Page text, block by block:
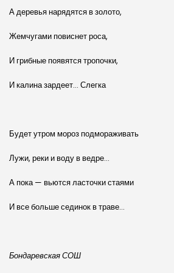
А деревья нарядятся в золото,
Жемчугами повиснет роса,
И грибные появятся тропочки,
И калина зардеет… Слегка
Будет утром мороз подмораживать
Лужи, реки и воду в ведре…
А пока — вьются ласточки стаями
И все больше сединок в траве…
Бондаревская СОШ